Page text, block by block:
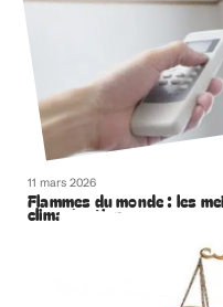
11 mars 2026
Flammes du monde : les
climatisation